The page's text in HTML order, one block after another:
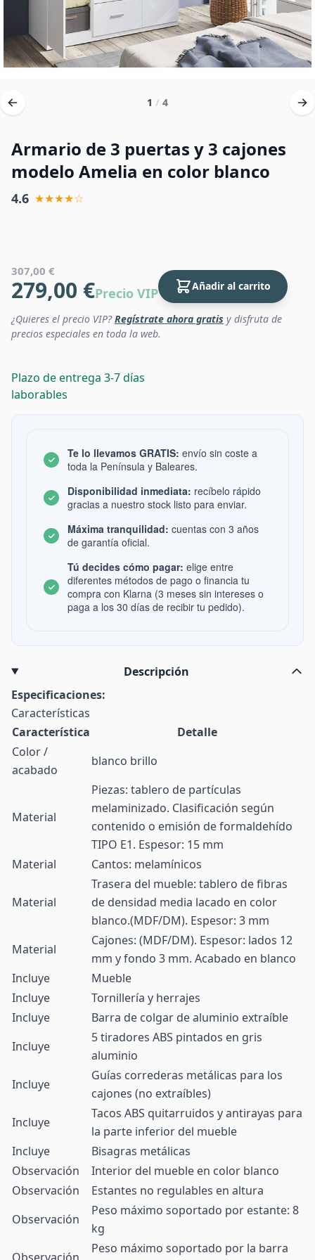
1 / 4
Armario de 3 puertas y 3 cajones
modelo Amelia en color blanco
4.6 ★★★★☆
307,00 €
279,00 €Precio VIP Añadir al carrito
¿Quieres el precio VIP?Regístrate ahora gratis y disfruta de
precios especiales en toda la web.
Plazo de entrega 3-7 días
laborables
Te lo llevamos GRATIS: envío sin coste a
toda la Península y Baleares.
Disponibilidad inmediata: recíbelo rápido
gracias a nuestro stock listo para enviar.
Máxima tranquilidad: cuentas con 3 años
de garantía oficial.
Tú decides cómo pagar: elige entre
diferentes métodos de pago o financia tu
compra con Klarna (3 meses sin intereses o
paga a los 30 días de recibir tu pedido).
Descripción
Especificaciones:
Características
Característica
Detalle
Color /
acabado
blanco brillo
Material
Piezas: tablero de partículas
melaminizado. Clasificación según
contenido o emisión de formaldehído
TIPO E1. Espesor: 15 mm
Material
Cantos: melamínicos
Material
Trasera del mueble: tablero de fibras
de densidad media lacado en color
blanco.(MDF/DM). Espesor: 3 mm
Material
Cajones: (MDF/DM). Espesor: lados 12
mm y fondo 3 mm. Acabado en blanco
Incluye
Mueble
Incluye
Tornillería y herrajes
Incluye
Barra de colgar de aluminio extraíble
Incluye
5 tiradores ABS pintados en gris
aluminio
Incluye
Guías correderas metálicas para los
cajones (no extraíbles)
Incluye
Tacos ABS quitarruidos y antirayas para
la parte inferior del mueble
Incluye
Bisagras metálicas
Observación
Interior del mueble en color blanco
Observación
Estantes no regulables en altura
Observación
Peso máximo soportado por estante: 8
kg
Peso máximo soportado por la barra